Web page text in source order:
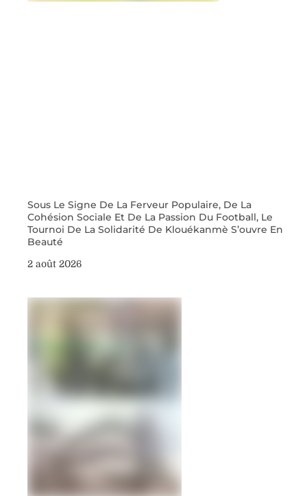
Sous Le Signe De La Ferveur Populaire, De La
Cohésion Sociale Et De La Passion Du Football, Le
Tournoi De La Solidarité De Klouékanmè S’ouvre En
Beauté
2 août 2026